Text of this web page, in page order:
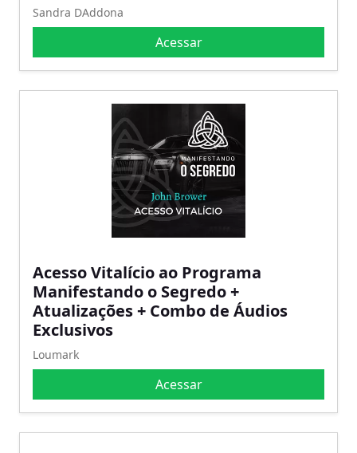
Sandra DAddona
Acessar
Acesso Vitalício ao Programa
Manifestando o Segredo +
Atualizações + Combo de Áudios
Exclusivos
Loumark
Acessar